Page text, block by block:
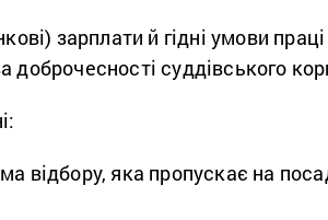
зарплати й гідні умови
доброчесності суддівського
відбору, яка пропускає на